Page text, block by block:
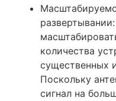
количества
существенных
Поскольку
сигнал на